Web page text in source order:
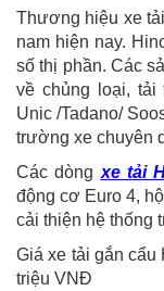
Thương hiệu xe
nam hiện nay.
số thị phần. Các
về chủng loại, tải
Unic /Tadano/
trường xe chuyên
Các dòng xe tải
động cơ Euro 4,
cải thiện hệ thống
Giá xe tải gắn cẩu
triệu VNĐ